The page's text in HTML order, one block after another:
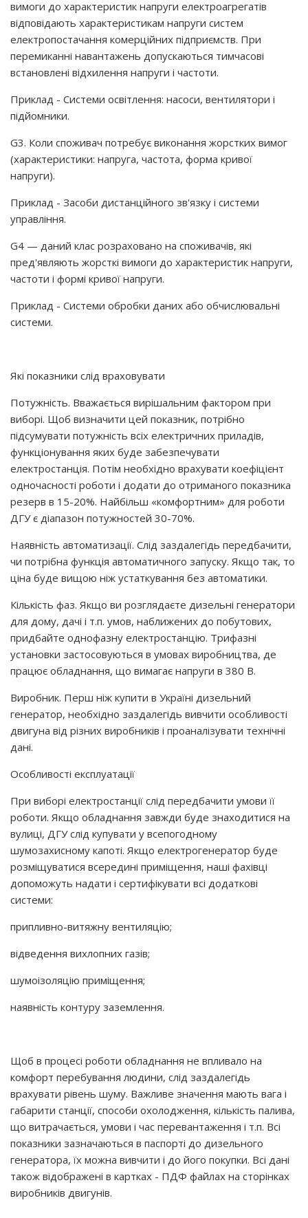
вимоги до характеристик напруги електроагрегатів
відповідають характеристикам напруги систем
електропостачання комерційних підприємств. При
перемиканні навантажень допускаються тимчасові
встановлені відхилення напруги і частоти.
Приклад - Системи освітлення: насоси, вентилятори і
підйомники.
G3. Коли споживач потребує виконання жорстких вимог
(характеристики: напруга, частота, форма кривої
напруги).
Приклад - Засоби дистанційного зв'язку і системи
управління.
G4 — даний клас розраховано на споживачів, які
пред'являють жорсткі вимоги до характеристик напруги,
частоти і формі кривої напруги.
Приклад - Системи обробки даних або обчислювальні
системи.
Які показники слід враховувати
Потужність. Вважається вирішальним фактором при
виборі. Щоб визначити цей показник, потрібно
підсумувати потужність всіх електричних приладів,
функціонування яких буде забезпечувати
електростанція. Потім необхідно врахувати коефіцієнт
одночасності роботи і додати до отриманого показника
резерв в 15-20%. Найбільш «комфортним» для роботи
ДГУ є діапазон потужностей 30-70%.
Наявність автоматизації. Слід заздалегідь передбачити,
чи потрібна функція автоматичного запуску. Якщо так, то
ціна буде вищою ніж устаткування без автоматики.
Кількість фаз. Якщо ви розглядаєте дизельні генератори
для дому, дачі і т.п. умов, наближених до побутових,
придбайте однофазну електростанцію. Трифазні
установки застосовуються в умовах виробництва, де
працює обладнання, що вимагає напруги в 380 В.
Виробник. Перш ніж купити в Україні дизельний
генератор, необхідно заздалегідь вивчити особливості
двигуна від різних виробників і проаналізувати технічні
дані.
Особливості експлуатації
При виборі електростанції слід передбачити умови її
роботи. Якщо обладнання завжди буде знаходитися на
вулиці, ДГУ слід купувати у всепогодному
шумозахисному капоті. Якщо електрогенератор буде
розміщуватися всередині приміщення, наші фахівці
допоможуть надати і сертифікувати всі додаткові
системи:
припливно-витяжну вентиляцію;
відведення вихлопних газів;
шумоізоляцію приміщення;
наявність контуру заземлення.
Щоб в процесі роботи обладнання не впливало на
комфорт перебування людини, слід заздалегідь
врахувати рівень шуму. Важливе значення мають вага і
габарити станції, способи охолодження, кількість палива,
що витрачається, умови і час перевантаження і т.п. Всі
показники зазначаються в паспорті до дизельного
генератора, їх можна вивчити і до його покупки. Всі дані
також відображені в картках - ПДФ файлах на сторінках
виробників двигунів.